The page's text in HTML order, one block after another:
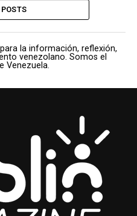
la información, reflexión,
venezolano. Somos el
Venezuela.